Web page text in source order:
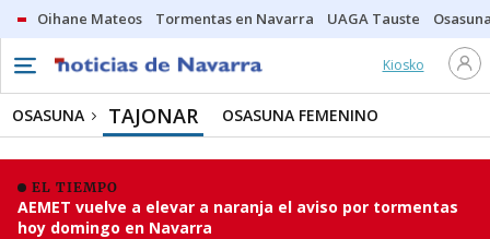
Oihane Mateos Tormentas en Navarra UAGA Tauste
Kiosko
OSASUNA TAJONAR OSASUNA FEMENINO
EL TIEMPO
AEMET vuelve a elevar a naranja el aviso por tormentas
hoy domingo en Navarra